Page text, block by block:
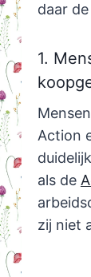
daar
1.
Action
als de
zij niet